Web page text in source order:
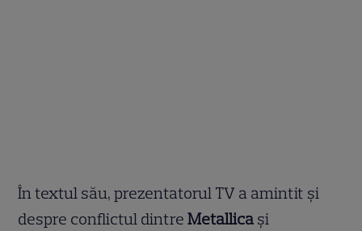
În textul său, prezentatorul TV a amintit și
despre conflictul dintreMetallica și